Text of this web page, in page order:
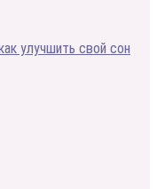
улучшить свой сон